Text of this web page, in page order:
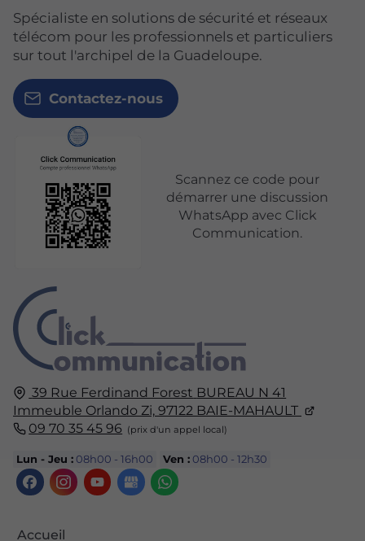
39 Rue Ferdinand Forest BUREAU N 41
Immeuble Orlando Zi, 97122 BAIE-MAHAULT
09 70 35 45 96
Lun - Jeu : 08h00 - 16h00 Ven : 08h00 - 12h30
Accueil
Spécialiste en solutions de sécurité et réseaux
télécom pour les professionnels et particuliers
sur tout l'archipel de la Guadeloupe.
Contactez-nous
Scannez ce code pour
démarrer une discussion
WhatsApp avec Click
Communication.